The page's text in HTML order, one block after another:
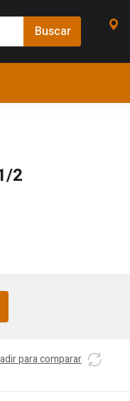
2
para comparar